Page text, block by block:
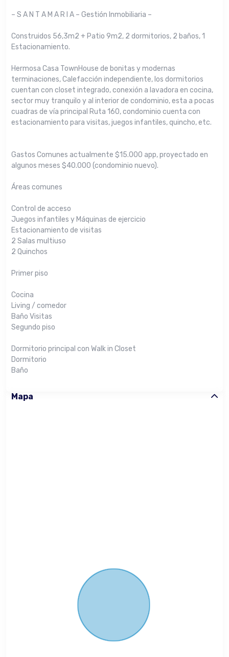
– S A N T A M A R I A – Gestión Inmobiliaria –
Construidos 56,3m2 + Patio 9m2, 2 dormitorios, 2 baños, 1
Estacionamiento.
Hermosa Casa TownHouse de bonitas y modernas
terminaciones, Calefacción independiente, los dormitorios
cuentan con closet integrado, conexión a lavadora en cocina,
sector muy tranquilo y al interior de condominio, esta a pocas
cuadras de vía principal Ruta 160, condominio cuenta con
estacionamiento para visitas, juegos infantiles, quincho, etc.
Gastos Comunes actualmente $15.000 app, proyectado en
algunos meses $40.000 (condominio nuevo).
Áreas comunes
Control de acceso
Juegos infantiles y Máquinas de ejercicio
Estacionamiento de visitas
2 Salas multiuso
2 Quinchos
Primer piso
Cocina
Living / comedor
Baño Visitas
Segundo piso
Dormitorio principal con Walk in Closet
Dormitorio
Baño
Mapa